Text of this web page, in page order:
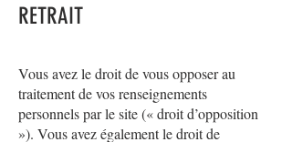
RETRAIT
Vous avez le droit de vous opposer au
traitement de vos renseignements
personnels par le site (« droit d’opposition
»). Vous avez également le droit de